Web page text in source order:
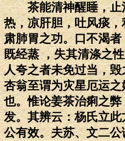
茶能清神醒睡，止
热，凉肝胆，吐风痰
肃肺胃之功。口不渴
既经蒸 ，失其清涤之
人夸之者未免过当，
杏翁至谓为灾星厄运
也。惟论姜茶治痢之
发。其辨云：杨氏立
公有效。夫苏、文二